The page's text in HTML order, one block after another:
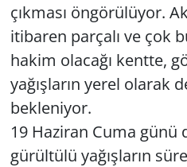
çıkması öngörülüyor.
itibaren parçalı ve çok
hakim olacağı kentte,
yağışların yerel olarak
bekleniyor.
19 Haziran Cuma günü
gürültülü yağışların